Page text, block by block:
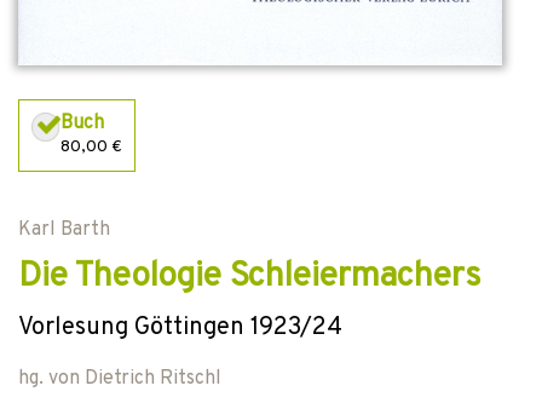
Buch
80,00 €
Karl Barth
Die Theologie Schleiermachers
Vorlesung Göttingen 1923/24
hg. von Dietrich Ritschl